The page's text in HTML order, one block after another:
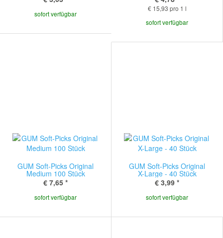
sofort verfügbar
€ 15,93 pro 1 l
sofort verfügbar
GUM Soft-Picks Original
Medium 100 Stück
€ 7,65 *
sofort verfügbar
GUM Soft-Picks Original
X-Large - 40 Stück
€ 3,99 *
sofort verfügbar